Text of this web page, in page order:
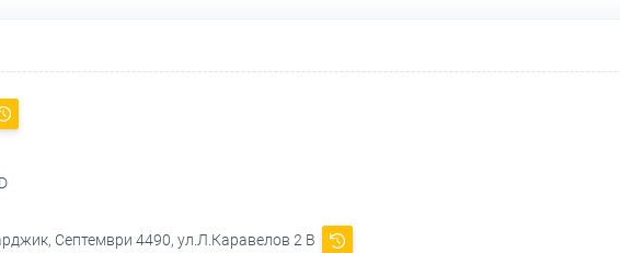
Септември 4490, ул.Л.Каравелов 2 В